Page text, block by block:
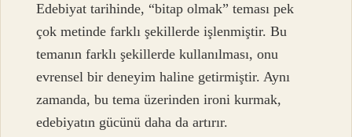
Edebiyat tarihinde, “bitap olmak” teması pek
çok metinde farklı şekillerde işlenmiştir. Bu
temanın farklı şekillerde kullanılması, onu
evrensel bir deneyim haline getirmiştir. Aynı
zamanda, bu tema üzerinden ironi kurmak,
edebiyatın gücünü daha da artırır.